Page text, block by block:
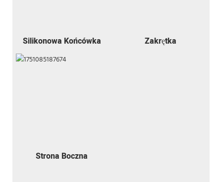
Silikonowa Końcówka Zakrętka
Strona Boczna